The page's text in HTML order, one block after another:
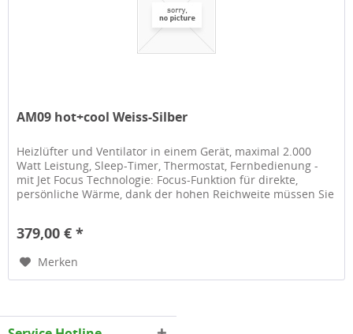
AM09 hot+cool Weiss-Silber
Heizlüfter und Ventilator in einem Gerät, maximal 2.000
Watt Leistung, Sleep-Timer, Thermostat, Fernbedienung -
mit Jet Focus Technologie: Focus-Funktion für direkte,
persönliche Wärme, dank der hohen Reichweite müssen Sie
379,00 € *
Merken